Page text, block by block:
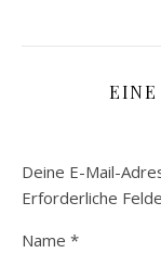
EINE
Deine E-Mail-
Erforderliche
Name *